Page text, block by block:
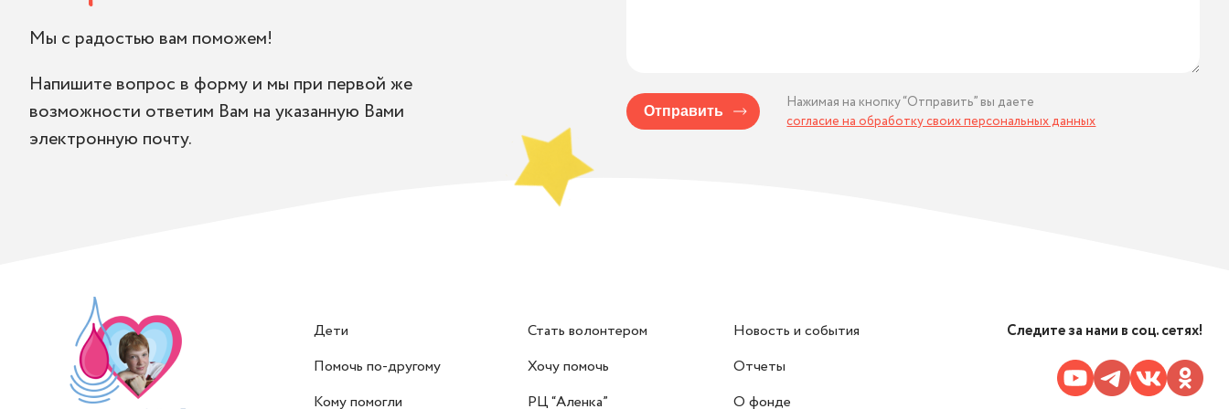
Мы с радостью вам поможем!
Напишите вопрос в форму и мы при первой же
возможности ответим Вам на указанную Вами
электронную почту.
Отправить
Нажимая на кнопку “Отправить” вы даете
согласие на обработку своих персональных данных
Дети
Помочь по-другому
Кому помогли
Стать волонтером
Хочу помочь
РЦ “Аленка”
Новость и события
Отчеты
О фонде
Следите за нами в соц. сетях!